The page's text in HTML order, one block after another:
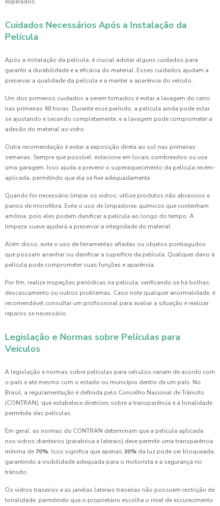
Cuidados Necessários Após a Instalação da
Película
Após a instalação da película, é crucial adotar alguns cuidados para
garantir a durabilidade e a eficácia do material. Esses cuidados ajudam a
preservar a qualidade da película e a manter a aparência do veículo.
Um dos primeiros cuidados a serem tomados é evitar a lavagem do carro
nas primeiras 48 horas. Durante esse período, a película ainda pode estar
se ajustando e secando completamente, e a lavagem pode comprometer a
adesão do material ao vidro.
Outra recomendação é evitar a exposição direta ao sol nas primeiras
semanas. Sempre que possível, estacione em locais sombreados ou use
uma garagem. Isso ajuda a prevenir o superaquecimento da película recém-
aplicada, permitindo que ela se fixe adequadamente.
Quando for necessário limpar os vidros, utilize produtos não abrasivos e
panos de microfibra. Evite o uso de limpadores químicos que contenham
amônia, pois eles podem danificar a película ao longo do tempo. A
limpeza suave ajudará a preservar a integridade do material.
Além disso, evite o uso de ferramentas afiadas ou objetos pontiagudos
que possam arranhar ou danificar a superfície da película. Qualquer dano à
película pode comprometer suas funções e aparência.
Por fim, realize inspeções periódicas na película, verificando se há bolhas,
descascamento ou outros problemas. Caso note qualquer anormalidade, é
recomendável consultar um profissional para avaliar a situação e realizar
reparos se necessário.
Legislação e Normas sobre Películas para
Veículos
A legislação e normas sobre películas para veículos variam de acordo com
o país e até mesmo com o estado ou município dentro de um país. No
Brasil, a regulamentação é definida pelo Conselho Nacional de Trânsito
(CONTRAN), que estabelece diretrizes sobre a transparência e a tonalidade
permitida das películas.
Em geral, as normas do CONTRAN determinam que a película aplicada
nos vidros dianteiros (parabrisa e laterais) deve permitir uma transparência
mínima de 70%. Isso significa que apenas 30% da luz pode ser bloqueada,
garantindo a visibilidade adequada para o motorista e a segurança no
trânsito.
Os vidros traseiros e as janelas laterais traseiras não possuem restrição de
tonalidade, permitindo que o proprietário escolha o nível de escurecimento